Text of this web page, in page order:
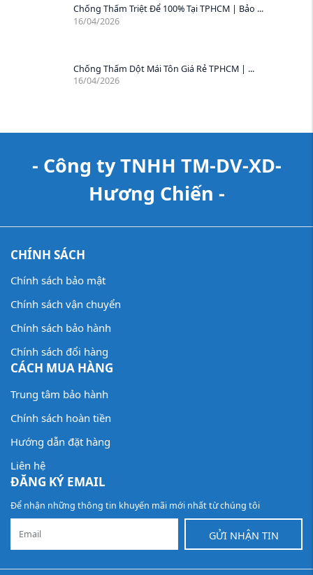
Chống Thấm Triệt Để 100% Tại TPHCM | Bảo ...
16/04/2026
Chống Thấm Dột Mái Tôn Giá Rẻ TPHCM | ...
16/04/2026
- Công ty TNHH TM-DV-XD-
Hương Chiến -
CHÍNH SÁCH
Chính sách bảo mật
Chính sách vận chuyển
Chính sách bảo hành
Chính sách đổi hàng
CÁCH MUA HÀNG
Trung tâm bảo hành
Chính sách hoàn tiền
Hướng dẫn đặt hàng
Liên hệ
ĐĂNG KÝ EMAIL
Để nhận những thông tin khuyến mãi mới nhất từ chúng tôi
GỬI NHẬN TIN